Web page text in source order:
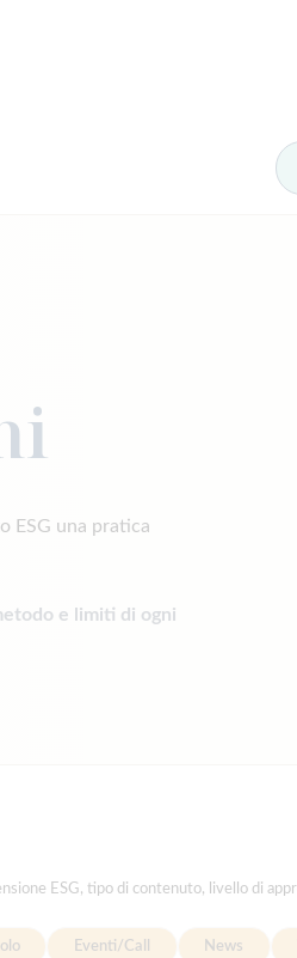
ESG una pratica
e limiti di ogni
ESG, tipo di contenuto, livello di
Eventi/Call News